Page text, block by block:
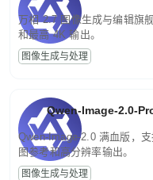
万相 2.7 图像生成与编辑旗
和最高 4K 输出。
图像生成与处理
Qwen-Image-2.0-
Qwen-Image-2.0 满血版，
图参考和高分辨率输出。
图像生成与处理